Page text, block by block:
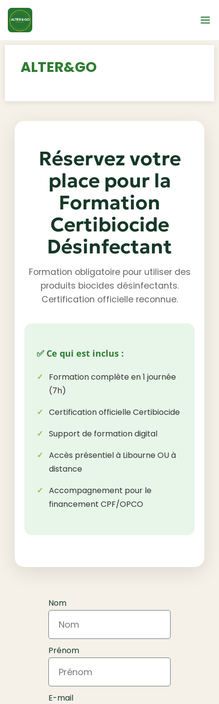
ALTER&GO
Réservez votre
place pour la
Formation
Certibiocide
Désinfectant
Formation obligatoire pour utiliser des
produits biocides désinfectants.
Certification officielle reconnue.
✅ Ce qui est inclus :
Formation complète en 1 journée
(7h)
Certification officielle Certibiocide
Support de formation digital
Accès présentiel à Libourne OU à
distance
Accompagnement pour le
financement CPF/OPCO
Nom
Prénom
E-mail